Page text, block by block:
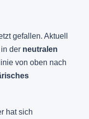
gefallen. Aktuell
in der neutralen
von oben nach
hat sich